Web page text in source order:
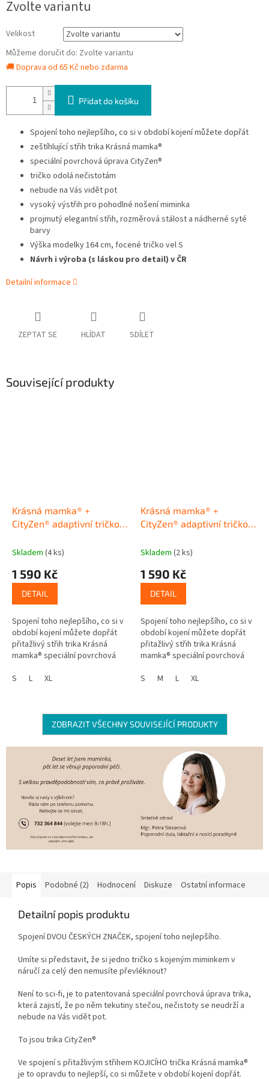
cena:
Zvolte variantu
Velikost
Můžeme doručit do: Zvolte variantu
🚚 Doprava od 65 Kč nebo zdarma
Přidat do košíku
Spojení toho nejlepšího, co si v období kojení můžete dopřát
zeštíhlující střih trika Krásná mamka®
speciální povrchová úprava CityZen®
tričko odolá nečistotám
nebude na Vás vidět pot
vysoký výstřih pro pohodlné nošení miminka
projmutý elegantní střih, rozměrová stálost a nádherné syté
barvy
Výška modelky 164 cm, focené tričko vel S
Návrh i výroba (s láskou pro detail) v ČR
Detailní informace
ZEPTAT SE HLÍDAT SDÍLET
Související produkty
Krásná mamka® +
CityZen® adaptivní tričko
Skladem (4 ks)
1 590 Kč
DETAIL
Spojení toho nejlepšího, co si v
období kojení můžete dopřát
přitažlivý střih trika Krásná
mamka® speciální povrchová
nečistotám nebude na...
S L XL
Krásná mamka® +
CityZen® adaptivní tričko
Skladem (2 ks)
1 590 Kč
DETAIL
Spojení toho nejlepšího, co si v
období kojení můžete dopřát
přitažlivý střih trika Krásná
mamka® speciální povrchová
nečistotám nebude na Vás
S M L XL
ZOBRAZIT VŠECHNY SOUVISEJÍCÍ PRODUKTY
Popis Podobné (2) Hodnocení Diskuze Ostatní informace
Detailní popis produktu
Spojení DVOU ČESKÝCH ZNAČEK, spojení toho nejlepšího.
Umíte si představit, že si jedno tričko s kojeným miminkem v
náručí za celý den nemusíte převléknout?
Není to sci-fi, je to patentovaná speciální povrchová úprava trika,
která zajistí, že po něm tekutiny stečou, nečistoty se neudrží a
nebude na Vás vidět pot.
To jsou trika CityZen®
Ve spojení s přitažlivým střihem KOJICÍHO trička Krásná mamka®
je to opravdu to nejlepší, co si můžete v období kojení dopřát.